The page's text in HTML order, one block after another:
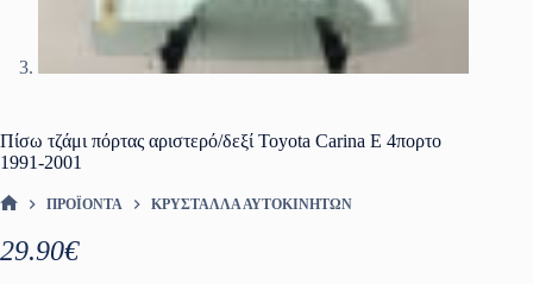
Πίσω τζάμι πόρτας αριστερό/δεξί Toyota Carina E 4πορτο
1991-2001
ΠΡΟΪΌΝΤΑ ΚΡΎΣΤΑΛΛΑ ΑΥΤΟΚΙΝΉΤΩΝ
29.90€